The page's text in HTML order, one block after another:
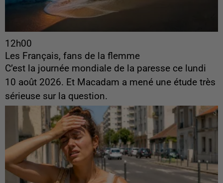
12h00
Les Français, fans de la flemme
C’est la journée mondiale de la paresse ce lundi
10 août 2026. Et Macadam a mené une étude très
sérieuse sur la question.